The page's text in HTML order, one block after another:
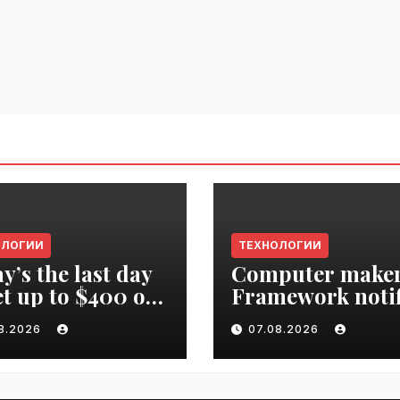
the last day
up to $400 off
2026 ticket |
ТЕХНОЛОГИИ
Computer
Framework
‘all customers’ of
data breach |
VseTime.ru
07.08.2026